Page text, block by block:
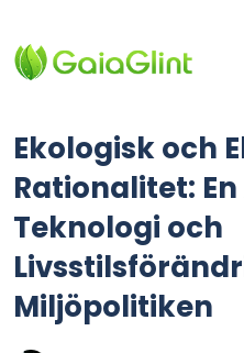
Ekologisk och
Rationalitet:
Teknologi och
Miljöpolitiken